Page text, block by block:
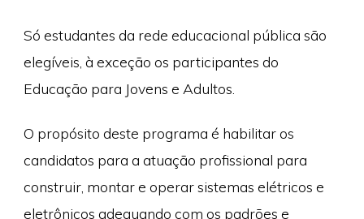
Só estudantes da rede educacional pública são
elegíveis, à exceção os participantes do
Educação para Jovens e Adultos.
O propósito deste programa é habilitar os
candidatos para a atuação profissional para
construir, montar e operar sistemas elétricos e
eletrônicos adequando com os padrões e